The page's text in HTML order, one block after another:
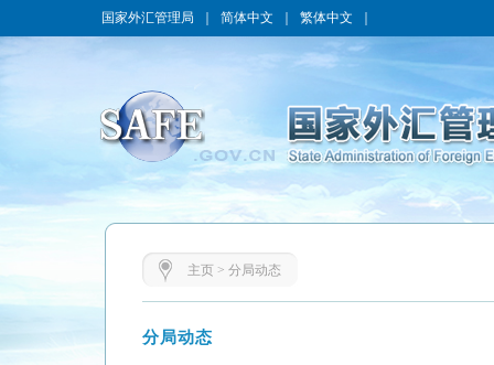
国家外汇管理局 简体中文 繁体中文
主页> 分局动态
分局动态